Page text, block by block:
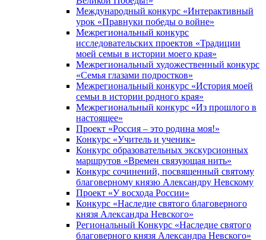
Международный конкурс «Интерактивный
урок «Правнуки победы о войне»
Межрегиональный конкурс
исследовательских проектов «Традиции
моей семьи в истории моего края»
Межрегиональный художественный конкурс
«Семья глазами подростков»
Межрегиональный конкурс «История моей
семьи в истории родного края»
Межрегиональный конкурс «Из прошлого в
настоящее»
Проект «Россия – это родина моя!»
Конкурс «Учитель и ученик»
Конкурс образовательных экскурсионных
маршрутов «Времен связующая нить»
Конкурс сочинений, посвященный святому
благоверному князю Александру Невскому
Проект «У восхода России»
Конкурс «Наследие святого благоверного
князя Александра Невского»
Региональный Конкурс «Наследие святого
благоверного князя Александра Невского»